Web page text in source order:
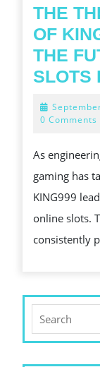
THE
OF
THE
SLOTS
0 Comments
As
gaming has
KING999
online slots.
consistently
for: